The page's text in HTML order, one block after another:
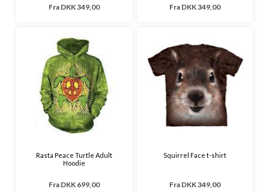
Fra DKK 349,00 Fra DKK 349,00
Rasta Peace Turtle Adult
Hoodie
Fra DKK 699,00
Squirrel Face t-shirt
Fra DKK 349,00